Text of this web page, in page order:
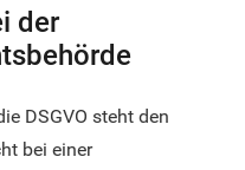
der
DSGVO steht den
bei einer